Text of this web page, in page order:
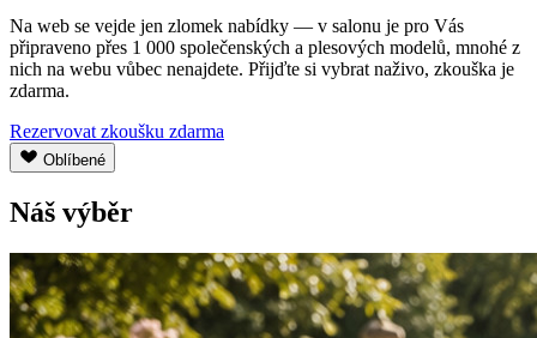
Na web se vejde jen zlomek nabídky — v salonu je pro Vás
připraveno přes 1 000 společenských a plesových modelů, mnohé z
nich na webu vůbec nenajdete. Přijďte si vybrat naživo, zkouška je
zdarma.
Rezervovat zkoušku zdarma
Oblíbené
Náš výběr